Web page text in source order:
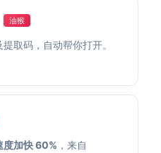
油猴
取码，自动帮你打开。
度加快 60% ，来自